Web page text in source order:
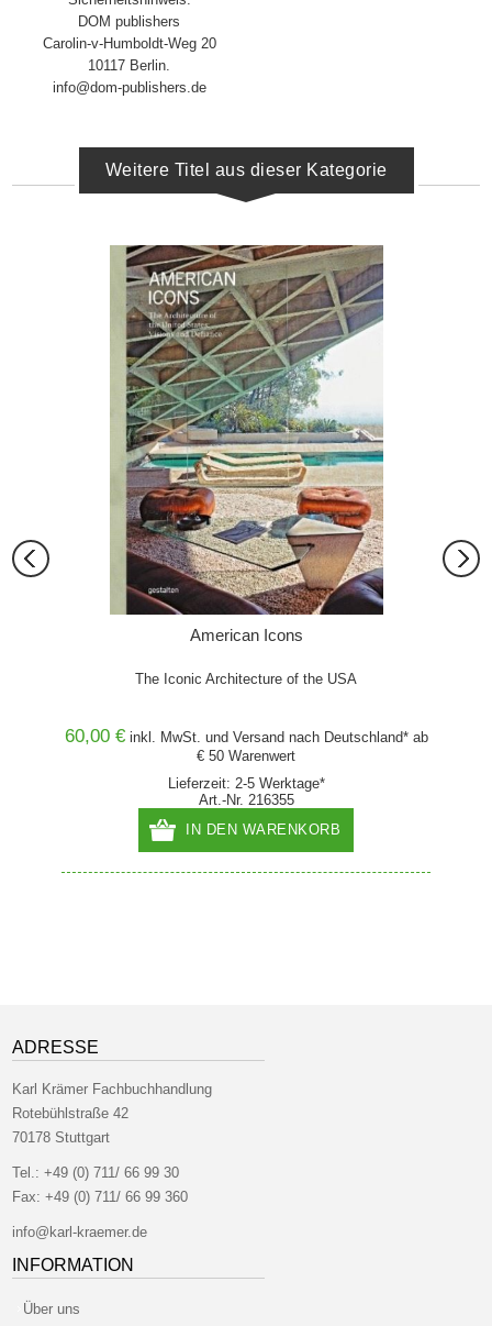
DOM publishers
Carolin-v-Humboldt-Weg 20
10117 Berlin.
info@dom-publishers.de
Weitere Titel aus dieser Kategorie
American Icons
The Iconic Architecture of the USA
60,00 € inkl. MwSt. und Versandnach Deutschland* ab
€ 50 Warenwert
Lieferzeit: 2-5 Werktage*
Art.-Nr. 216355
IN DEN WARENKORB
ADRESSE
Karl Krämer Fachbuchhandlung
Rotebühlstraße 42
70178 Stuttgart
Tel.:+49 (0) 711/ 66 99 30
Fax: +49 (0) 711/ 66 99 360
info@karl-kraemer.de
INFORMATION
Über uns